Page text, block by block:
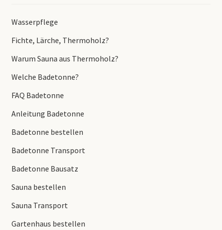
Wasserpflege
Fichte, Lärche, Thermoholz?
Warum Sauna aus Thermoholz?
Welche Badetonne?
FAQ Badetonne
Anleitung Badetonne
Badetonne bestellen
Badetonne Transport
Badetonne Bausatz
Sauna bestellen
Sauna Transport
Gartenhaus bestellen